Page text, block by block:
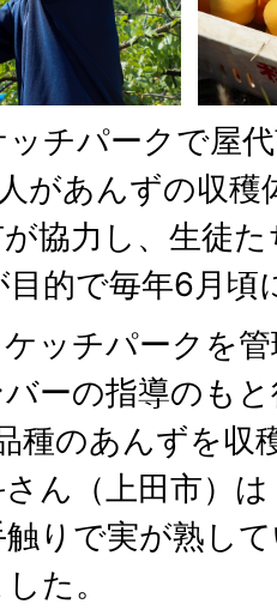
チパークで屋
があんずの収
協力し、生徒
的で毎年6月頃
ッチパークを
ーの指導のも
種のあんずを
ん（上田市）
りで実が熟し
た。